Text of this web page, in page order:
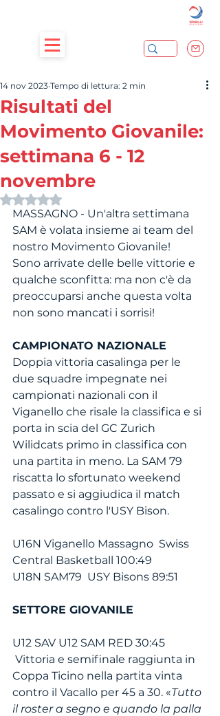
Risultati del
Movimento Giovanile:
settimana 6 - 12
novembre
14 nov 2023 Tempo di lettura: 2 min
Valutazione NaN stelle su 5.
MASSAGNO - Un'altra settimana
SAM è volata insieme ai team del
nostro Movimento Giovanile!
Sono arrivate delle belle vittorie e
qualche sconfitta: ma non c'è da
preoccuparsi anche questa volta
non sono mancati i sorrisi!
CAMPIONATO NAZIONALE
Doppia vittoria casalinga per le
due squadre impegnate nei
campionati nazionali con il
Viganello che risale la classifica e si
porta in scia del GC Zurich
Wilidcats primo in classifica con
una partita in meno. La SAM 79
riscatta lo sfortunato weekend
passato e si aggiudica il match
casalingo contro l'USY Bison.
U16N Viganello Massagno  Swiss
Central Basketball 100:49
U18N SAM79  USY Bisons 89:51
SETTORE GIOVANILE
U12 SAV U12 SAM RED 30:45
Coppa Ticino nella partita vinta
contro il Vacallo per 45 a 30. «Tutto
il roster a segno e quando la palla